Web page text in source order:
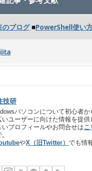
のブログ■PowerShell使い
技研
パソコンについて初心者か
いユーザーに向けた情報を提供
いプロフィールやお問合せはこ
やX（旧Twitter）でも情